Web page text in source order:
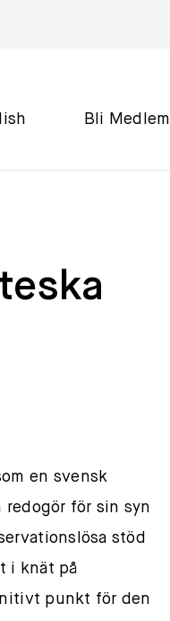
Bli Medlem
en svensk
redogör för sin syn
stöd
i knät på
punkt för den